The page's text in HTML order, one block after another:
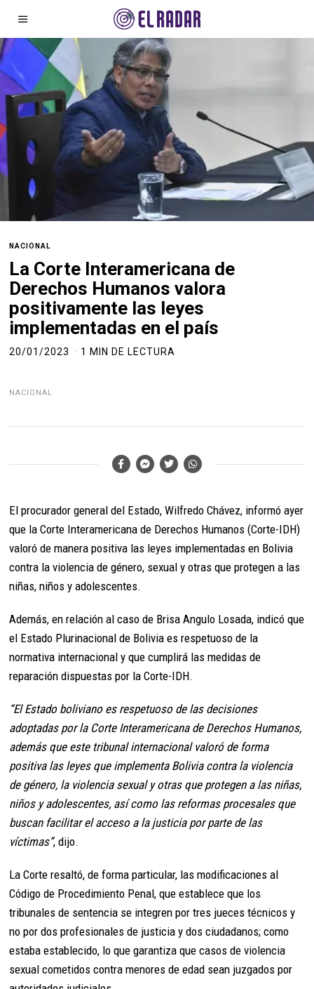
NACIONAL
La Corte Interamericana de
Derechos Humanos valora
positivamente las leyes
implementadas en el país
20/01/2023 1 MIN DE LECTURA
NACIONAL
El procurador general del Estado, Wilfredo Chávez, informó ayer
que la Corte Interamericana de Derechos Humanos (Corte-IDH)
valoró de manera positiva las leyes implementadas en Bolivia
contra la violencia de género, sexual y otras que protegen a las
niñas, niños y adolescentes.
Además, en relación al caso de Brisa Angulo Losada, indicó que
el Estado Plurinacional de Bolivia es respetuoso de la
normativa internacional y que cumplirá las medidas de
reparación dispuestas por la Corte-IDH.
“El Estado boliviano es respetuoso de las decisiones
adoptadas por la Corte Interamericana de Derechos Humanos,
además que este tribunal internacional valoró de forma
positiva las leyes que implementa Bolivia contra la violencia
de género, la violencia sexual y otras que protegen a las niñas,
niños y adolescentes, así como las reformas procesales que
buscan facilitar el acceso a la justicia por parte de las
víctimas”, dijo.
La Corte resaltó, de forma particular, las modificaciones al
Código de Procedimiento Penal, que establece que los
tribunales de sentencia se integren por tres jueces técnicos y
no por dos profesionales de justicia y dos ciudadanos; como
estaba establecido, lo que garantiza que casos de violencia
sexual cometidos contra menores de edad sean juzgados por